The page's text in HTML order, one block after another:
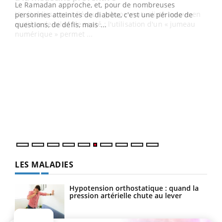
Un établissement lié à un groupe mutualiste innove en
matière de bilan de santé : l'utilisation d'un « jumeau
numérique » permet ...
LES MALADIES
Hypotension orthostatique : quand la
pression artérielle chute au lever